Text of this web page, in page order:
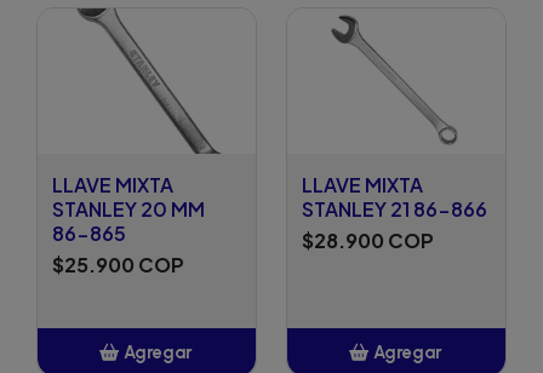
LLAVE MIXTA
STANLEY 20 MM
86-865
$25.900 COP
Agregar
LLAVE MIXTA
STANLEY 21 86-866
$28.900 COP
Agregar